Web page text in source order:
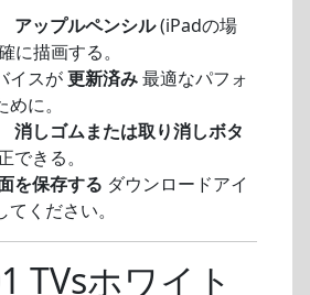
アップルペンシル(iPadの場
に描画する。
イスが更新済み最適なパフォ
に。
消しゴムまたは取り消しボタ
できる。
を保存する ダウンロードアイ
ください。
TVsホワイト